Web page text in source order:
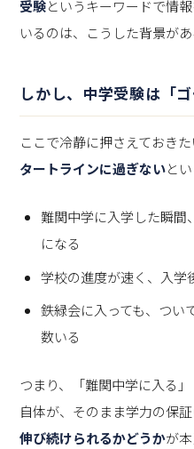
受験というキーワードで情
いるのは、こうした背景があ
しかし、中学受験は「
ここで冷静に押さえておきた
タートラインに過ぎないと
難関中学に入学した瞬間
になる
学校の進度が速く、入学
鉄緑会に入っても、つい
数いる
つまり、「難関中学に入る
自体が、そのまま学力の保証
伸び続けられるかどうかが